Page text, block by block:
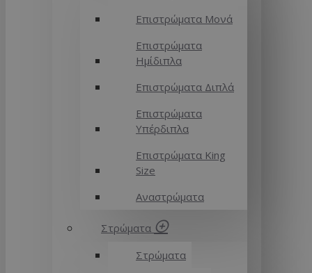
Επιστρώματα Μονά
Επιστρώματα
Ημίδιπλα
Επιστρώματα Διπλά
Επιστρώματα
Υπέρδιπλα
Επιστρώματα King
Size
Αναστρώματα
Στρώματα
Στρώματα